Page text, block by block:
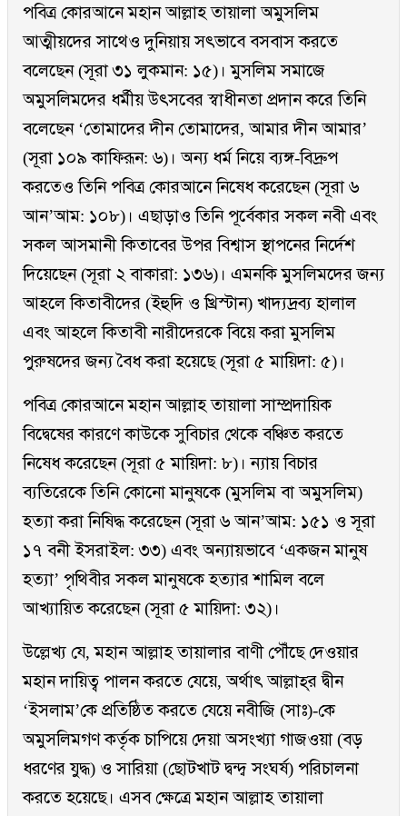
পবিত্র কোরআনে মহান আল্লাহ তায়ালা অমুসলিম
আত্মীয়দের সাথেও দুনিয়ায় সৎভাবে বসবাস করতে
বলেছেন (সূরা ৩১ লুকমান: ১৫)। মুসলিম সমাজে
অমুসলিমদের ধর্মীয় উৎসবের স্বাধীনতা প্রদান করে তিনি
বলেছেন ‘তোমাদের দীন তোমাদের, আমার দীন আমার’
(সূরা ১০৯ কাফিরূন: ৬)। অন্য ধর্ম নিয়ে ব্যঙ্গ-বিদ্রুপ
করতেও তিনি পবিত্র কোরআনে নিষেধ করেছেন (সূরা ৬
আন’আম: ১০৮)। এছাড়াও তিনি পূর্বেকার সকল নবী এবং
সকল আসমানী কিতাবের উপর বিশ্বাস স্থাপনের নির্দেশ
দিয়েছেন (সূরা ২ বাকারা: ১৩৬)। এমনকি মুসলিমদের জন্য
আহলে কিতাবীদের (ইহুদি ও খ্রিস্টান) খাদ্যদ্রব্য হালাল
এবং আহলে কিতাবী নারীদেরকে বিয়ে করা মুসলিম
পুরুষদের জন্য বৈধ করা হয়েছে (সূরা ৫ মায়িদা: ৫)।
পবিত্র কোরআনে মহান আল্লাহ তায়ালা সাম্প্রদায়িক
বিদ্বেষের কারণে কাউকে সুবিচার থেকে বঞ্চিত করতে
নিষেধ করেছেন (সূরা ৫ মায়িদা: ৮)। ন্যায় বিচার
ব্যতিরেকে তিনি কোনো মানুষকে (মুসলিম বা অমুসলিম)
হত্যা করা নিষিদ্ধ করেছেন (সূরা ৬ আন’আম: ১৫১ ও সূরা
১৭ বনী ইসরাইল: ৩৩) এবং অন্যায়ভাবে ‘একজন মানুষ
হত্যা’ পৃথিবীর সকল মানুষকে হত্যার শামিল বলে
আখ্যায়িত করেছেন (সূরা ৫ মায়িদা: ৩২)।
উল্লেখ্য যে, মহান আল্লাহ তায়ালার বাণী পৌঁছে দেওয়ার
মহান দায়িত্ব পালন করতে যেয়ে, অর্থাৎ আল্লাহ্‌র দ্বীন
‘ইসলাম’কে প্রতিষ্ঠিত করতে যেয়ে নবীজি (সাঃ)-কে
অমুসলিমগণ কর্তৃক চাপিয়ে দেয়া অসংখ্যা গাজওয়া (বড়
ধরণের যুদ্ধ) ও সারিয়া (ছোটখাট দ্বন্দ্ব সংঘর্ষ) পরিচালনা
করতে হয়েছে। এসব ক্ষেত্রে মহান আল্লাহ তায়ালা